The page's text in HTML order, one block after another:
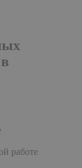
работе